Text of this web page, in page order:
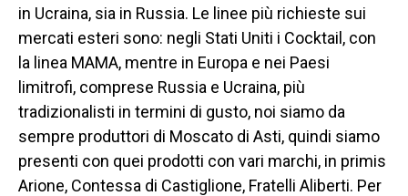
in Ucraina, sia in Russia. Le linee più richieste sui
mercati esteri sono: negli Stati Uniti i Cocktail, con
la linea MAMA, mentre in Europa e nei Paesi
limitrofi, comprese Russia e Ucraina, più
tradizionalisti in termini di gusto, noi siamo da
sempre produttori di Moscato di Asti, quindi siamo
presenti con quei prodotti con vari marchi, in primis
Arione, Contessa di Castiglione, Fratelli Aliberti. Per